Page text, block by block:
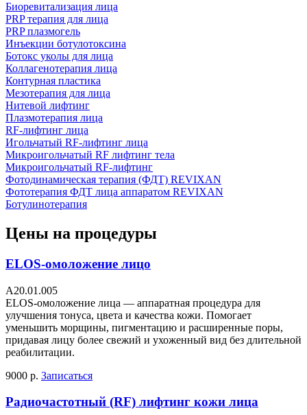
Биоревитализация лица
PRP терапия для лица
PRP плазмогель
Инъекции ботулотоксина
Ботокс уколы для лица
Коллагенотерапия лица
Контурная пластика
Мезотерапия для лица
Нитевой лифтинг
Плазмотерапия лица
RF-лифтинг лица
Игольчатый RF-лифтинг лица
Микроигольчатый RF лифтинг тела
Микроигольчатый RF-лифтинг
Фотодинамическая терапия (ФДТ) REVIXAN
Фототерапия ФДТ лица аппаратом REVIXAN
Ботулинотерапия
Цены на процедуры
ELOS-омоложение лицо
A20.01.005
ELOS-омоложение лица — аппаратная процедура для
улучшения тонуса, цвета и качества кожи. Помогает
уменьшить морщины, пигментацию и расширенные поры,
придавая лицу более свежий и ухоженный вид без длительной
реабилитации.
9000 р. Записаться
Радиочастотный (RF) лифтинг кожи лица